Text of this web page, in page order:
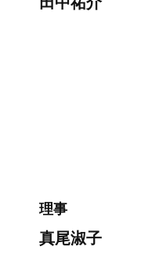
理事
真尾淑子